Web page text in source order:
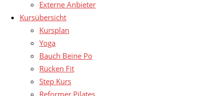
Externe Anbieter
Kursübersicht
Kursplan
Yoga
Bauch Beine Po
Rücken Fit
Step Kurs
Reformer Pilates